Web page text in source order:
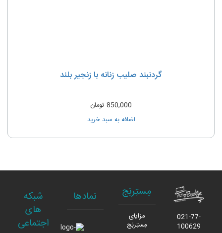
گردنبند صلیب زنانه با زنجیر بلند
850,000 تومان
اضافه به سبد خرید
021-77-
100629
مِستِربَج
مزایای
مِستِربَج
نمادها
شبکه
های
اجتماعی